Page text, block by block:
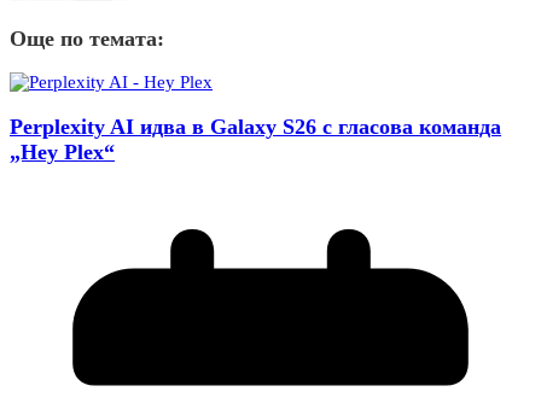
Още по темата:
Perplexity AI идва в Galaxy S26 с гласова команда
„Hey Plex“